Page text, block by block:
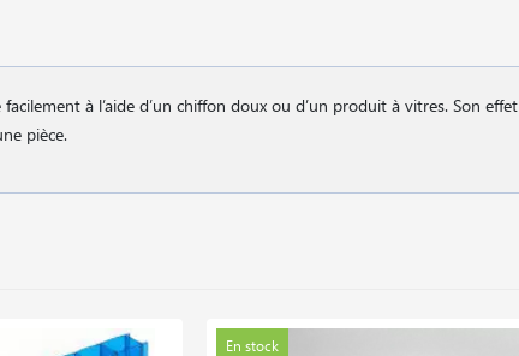
à l’aide d’un chiffon doux ou d’un produit à vitres. Son effet
pièce.
En stock